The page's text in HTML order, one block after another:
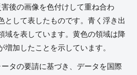
後の画像を色付けして重ね合わ
として表したものです。青く浮き出
域を表しています。黄色の領域は降
増加したことを示しています。
タの要請に基づき、データを国際